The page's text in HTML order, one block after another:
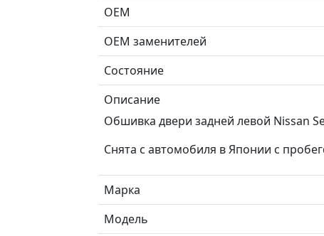
ОЕМ
ОЕМ заменителей
Состояние
Описание
Обшивка двери задней левой Nissan
Снята с автомобиля в Японии с
Марка
Модель